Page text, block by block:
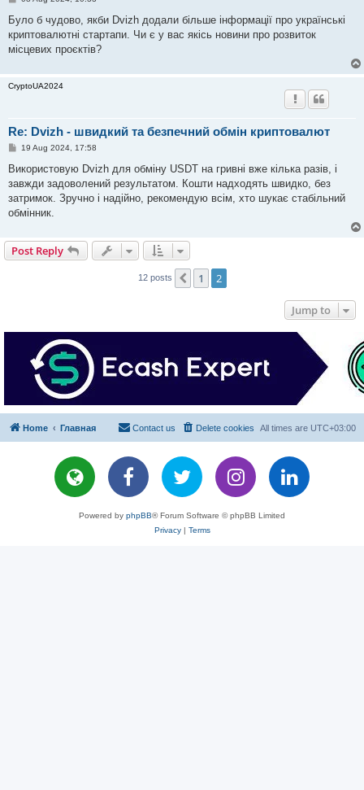
s
t
Було б чудово, якби Dvizh додали більше інформації про українські
криптовалютні стартапи. Чи є у вас якісь новини про розвиток
місцевих проєктів?
CryptoUA2024
Re: Dvizh - швидкий та безпечний обмін криптовалют
P
s
19 Aug 2024, 17:58
Використовую Dvizh для обміну USDT на гривні вже кілька разів, і
завжди задоволений результатом. Кошти надходять швидко, без
затримок. Зручно і надійно, рекомендую всім, хто шукає стабільний
обмінник.
Post Reply
12 posts Previous
1 2
Jump to
Home Главная All times are UTC+03:00
Delete cookies
Contact us
Powered by phpBB® Forum Software © phpBB Limited
Privacy| Terms